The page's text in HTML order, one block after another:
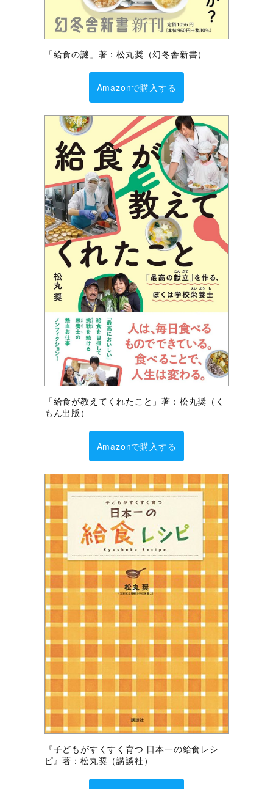
「給食の謎」著：松丸奨（幻冬舎新書）
Amazonで購入する
「給食が教えてくれたこと」著：松丸奨（く
もん出版）
Amazonで購入する
『子どもがすくすく育つ 日本一の給食レシ
ピ』著：松丸奨（講談社）